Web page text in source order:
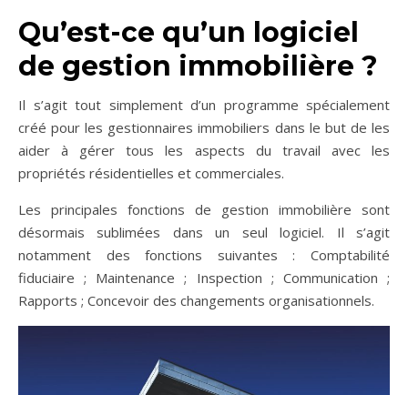
Qu’est-ce qu’un logiciel
de gestion immobilière ?
Il s’agit tout simplement d’un programme spécialement
créé pour les gestionnaires immobiliers dans le but de les
aider à gérer tous les aspects du travail avec les
propriétés résidentielles et commerciales.
Les principales fonctions de gestion immobilière sont
désormais sublimées dans un seul logiciel. Il s’agit
notamment des fonctions suivantes : Comptabilité
fiduciaire ; Maintenance ; Inspection ; Communication ;
Rapports ; Concevoir des changements organisationnels.